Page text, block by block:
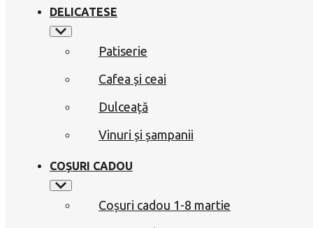
DELICATESE
Patiserie
Cafea și ceai
Dulceață
Vinuri și șampanii
COȘURI CADOU
Coșuri cadou 1-8 martie